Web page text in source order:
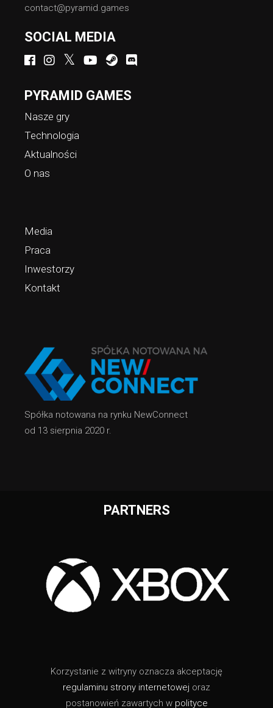
contact@pyramid.games
SOCIAL MEDIA
PYRAMID GAMES
Nasze gry
Technologia
Aktualności
O nas
Media
Praca
Inwestorzy
Kontakt
Spółka notowana na rynku NewConnect
od 13 sierpnia 2020 r.
PARTNERS
Korzystanie z witryny oznacza akceptację
regulaminu strony internetowej oraz
postanowień zawartych w polityce